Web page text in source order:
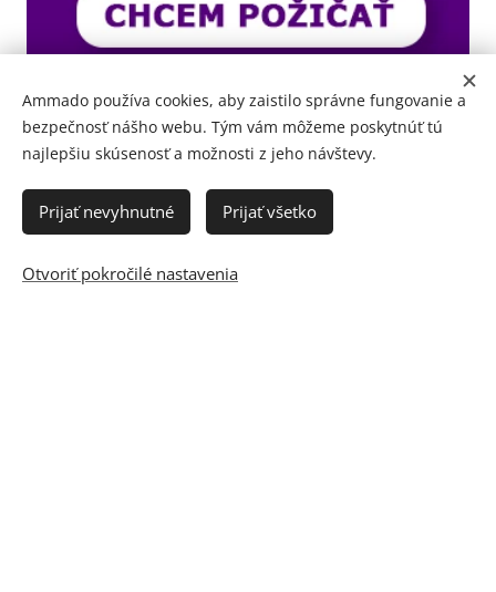
Ammado používa cookies, aby zaistilo správne fungovanie a
bezpečnosť nášho webu. Tým vám môžeme poskytnúť tú
najlepšiu skúsenosť a možnosti z jeho návštevy.
Prijať nevyhnutné Prijať všetko
Otvoriť pokročilé nastavenia